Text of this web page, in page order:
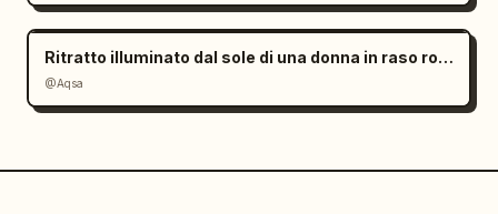
elencati, icone e testo.
Ritratto illuminato dal sole di una donna in raso rosso
@Aqsa